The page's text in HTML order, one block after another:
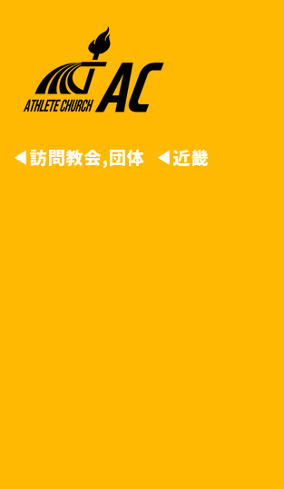
◀︎ 訪問教会,団体 ◀︎ 近畿